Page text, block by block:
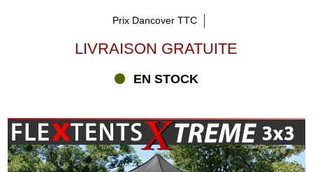
Prix Dancover TTC
LIVRAISON GRATUITE
EN STOCK